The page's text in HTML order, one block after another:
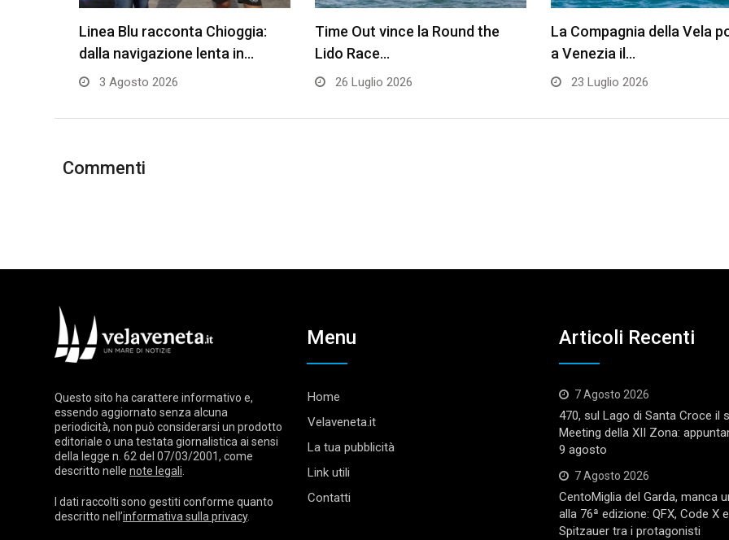
Linea Blu racconta Chioggia:
dalla navigazione lenta in…
3 Agosto 2026
Time Out vince la Round the
Lido Race…
26 Luglio 2026
La Compagnia della Vela
a Venezia il…
23 Luglio 2026
Commenti
Questo sito ha carattere informativo e,
essendo aggiornato senza alcuna
periodicità, non può considerarsi un prodotto
editoriale o una testata giornalistica ai sensi
della legge n. 62 del 07/03/2001, come
descritto nelle note legali
I dati raccolti sono gestiti conforme quanto
descritto nell’informativa sulla privacy.
Menu
Home
Velaveneta.it
La tua pubblicità
Link utili
Contatti
Articoli Recenti
7 Agosto 2026
470, sul Lago di Santa Croce il
Meeting della XII Zona:
9 agosto
7 Agosto 2026
CentoMiglia del Garda, manca
alla 76ª edizione: QFX, Code X
Spitzauer tra i protagonisti